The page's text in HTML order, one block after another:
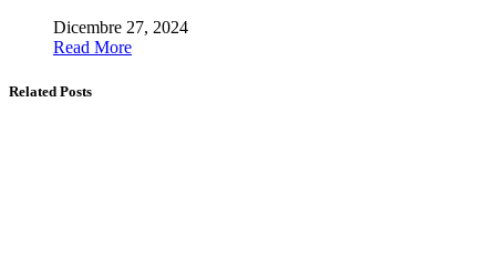
Dicembre 27, 2024
Read More
Related Posts